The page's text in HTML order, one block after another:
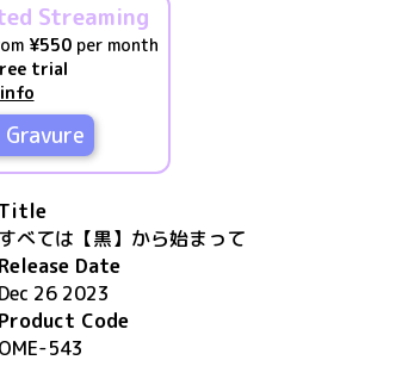
Streaming
¥550per month
trial
Title
すべては【黒】から始まって
Release Date
Dec 26 2023
Product Code
OME-543